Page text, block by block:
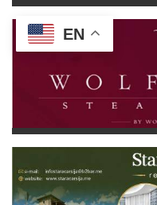
EN